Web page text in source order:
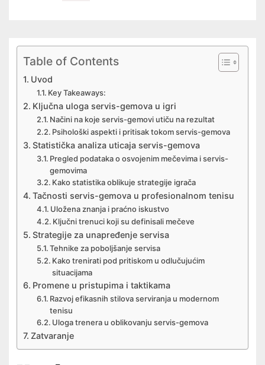
Table of Contents
Uvod
Key Takeaways:
Ključna uloga servis-gemova u igri
Načini na koje servis-gemovi utiču na rezultat
Psihološki aspekti i pritisak tokom servis-gemova
Statistička analiza uticaja servis-gemova
Pregled podataka o osvojenim mečevima i servis-
gemovima
Kako statistika oblikuje strategije igrača
Tačnosti servis-gemova u profesionalnom tenisu
Uložena znanja i praćno iskustvo
Ključni trenuci koji su definisali mečeve
Strategije za unapređenje servisa
Tehnike za poboljšanje servisa
Kako trenirati pod pritiskom u odlučujućim
situacijama
Promene u pristupima i taktikama
Razvoj efikasnih stilova serviranja u modernom
tenisu
Uloga trenera u oblikovanju servis-gemova
Zatvaranje